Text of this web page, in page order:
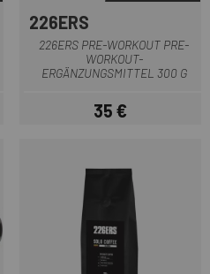
226ERS
226ERS PRE-WORKOUT PRE-
WORKOUT-
ERGÄNZUNGSMITTEL 300 G
Preis
35 €